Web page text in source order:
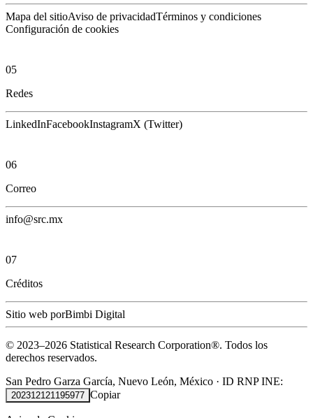
Mapa del sitioAviso de privacidadTérminos y condiciones
Configuración de cookies
05
Redes
LinkedInFacebookInstagramX (Twitter)
06
Correo
info@src.mx
07
Créditos
Sitio web porBimbi Digital
© 2023–2026 Statistical Research Corporation®. Todos los
derechos reservados.
San Pedro Garza García, Nuevo León, México · ID RNP INE:
202312121195977 Copiar